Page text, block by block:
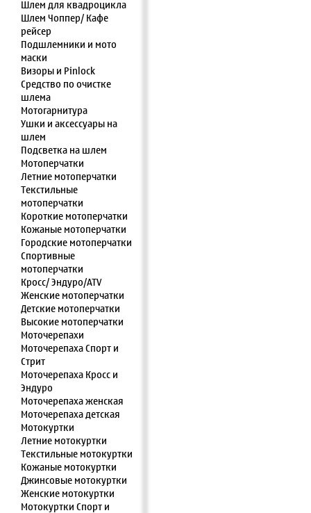
Шлем для квадроцикла
Шлем Чоппер/ Кафе
рейсер
Подшлемники и мото
маски
Визоры и Pinlock
Средство по очистке
шлема
Мотогарнитура
Ушки и аксессуары на
шлем
Подсветка на шлем
Мотоперчатки
Летние мотоперчатки
Текстильные
мотоперчатки
Короткие мотоперчатки
Кожаные мотоперчатки
Городские мотоперчатки
Спортивные
мотоперчатки
Кросс/ Эндуро/ATV
Женские мотоперчатки
Детские мотоперчатки
Высокие мотоперчатки
Моточерепахи
Моточерепаха Спорт и
Стрит
Моточерепаха Кросс и
Эндуро
Моточерепаха женская
Моточерепаха детская
Мотокуртки
Летние мотокуртки
Текстильные мотокуртки
Кожаные мотокуртки
Джинсовые мотокуртки
Женские мотокуртки
Мотокуртки Спорт и